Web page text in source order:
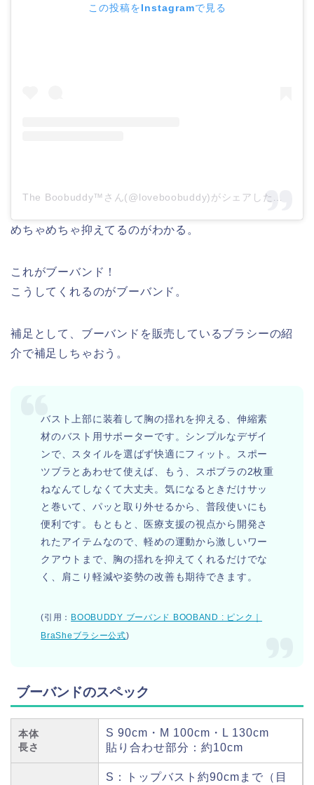
この投稿をInstagramで見る
The Boobuddy™さん(@loveboobuddy)がシェアした投稿
めちゃめちゃ抑えてるのがわかる。
これがブーバンド！
こうしてくれるのがブーバンド。
補足として、ブーバンドを販売しているブラシーの紹
介で補足しちゃおう。
バスト上部に装着して胸の揺れを抑える、伸縮素
材のバスト用サポーターです。シンプルなデザイ
ンで、スタイルを選ばず快適にフィット。スポー
ツブラとあわせて使えば、もう、スポブラの2枚重
ねなんてしなくて大丈夫。気になるときだけサッ
と巻いて、パッと取り外せるから、普段使いにも
便利です。もともと、医療支援の視点から開発さ
れたアイテムなので、軽めの運動から激しいワー
クアウトまで、胸の揺れを抑えてくれるだけでな
く、肩こり軽減や姿勢の改善も期待できます。
(引用： BOOBUDDY ブーバンド BOOBAND : ピンク｜
BraSheブラシー公式)
ブーバンドのスペック
本体
長さ
S 90cm・M 100cm・L 130cm
貼り合わせ部分：約10cm
S：トップバスト約90cmまで（目